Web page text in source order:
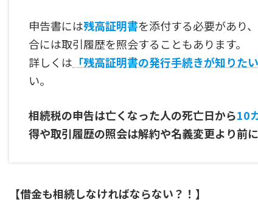
申告書には残高証明書を添付する必要があり
合には取引履歴を照会することもあります。
詳しくは 「残高証明書の発行手続きが知りた
い。
相続税の申告は亡くなった人の死亡日から10
得や取引履歴の照会は解約や名義変更より前
【借金も相続しなければならない？！】